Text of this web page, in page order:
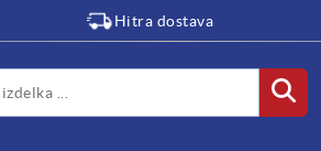
Hitra dostava